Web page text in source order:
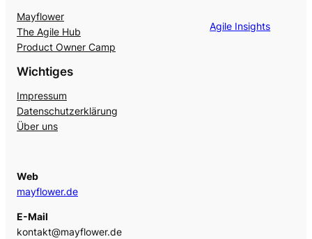
Mayflower
The Agile Hub
Product Owner Camp
Agile Insights
Wichtiges
Impressum
Datenschutzerklärung
Über uns
Web
mayflower.de
E-Mail
kontakt@mayflower.de